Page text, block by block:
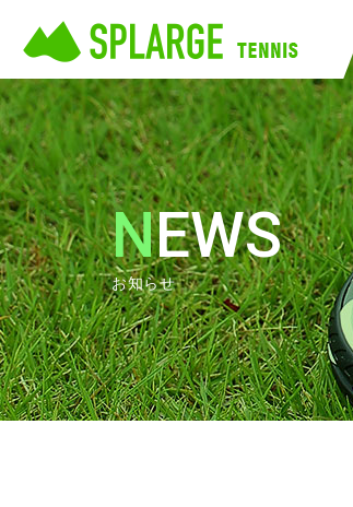
NEWS
お知らせ